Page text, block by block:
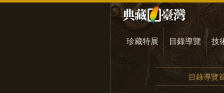
珍藏特展 目錄導覽 技
目錄導覽